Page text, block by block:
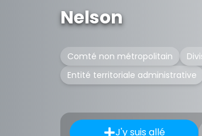
Nelson
Comté non métropolitain
Entité territoriale administrative
J'y suis allé